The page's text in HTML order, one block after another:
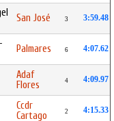
San José 3 3:59.48
Palmares 6 4:07.62
Adaf
Flores
4 4:09.97
Ccdr
Cartago
2 4:15.33